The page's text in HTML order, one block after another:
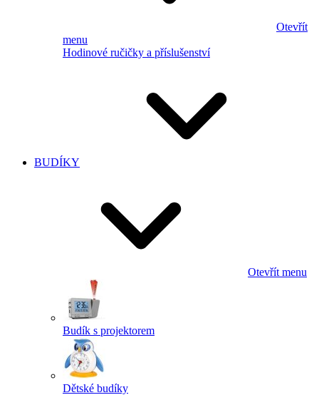
Otevřít
menu
Hodinové ručičky a příslušenství
BUDÍKY
Otevřít menu
Budík s projektorem
Dětské budíky